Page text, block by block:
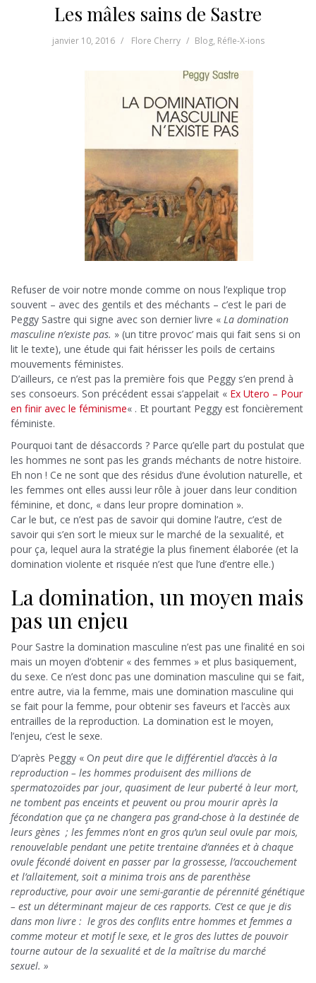
Les mâles sains de Sastre
janvier 10, 2016 Flore Cherry Blog, Réfle-X-ions
Refuser de voir notre monde comme on nous l’explique trop
souvent – avec des gentils et des méchants – c’est le pari de
Peggy Sastre qui signe avec son dernier livre « La domination
masculine n’existe pas. » (un titre provoc’ mais qui fait sens si on
lit le texte), une étude qui fait hérisser les poils de certains
mouvements féministes.
D’ailleurs, ce n’est pas la première fois que Peggy s’en prend à
ses consoeurs. Son précédent essai s’appelait « Ex Utero – Pour
en finir avec le féminisme« . Et pourtant Peggy est foncièrement
féministe.
Pourquoi tant de désaccords ? Parce qu’elle part du postulat que
les hommes ne sont pas les grands méchants de notre histoire.
Eh non ! Ce ne sont que des résidus d’une évolution naturelle, et
les femmes ont elles aussi leur rôle à jouer dans leur condition
féminine, et donc, « dans leur propre domination ».
Car le but, ce n’est pas de savoir qui domine l’autre, c’est de
savoir qui s’en sort le mieux sur le marché de la sexualité, et
pour ça, lequel aura la stratégie la plus finement élaborée (et la
domination violente et risquée n’est que l’une d’entre elle.)
La domination, un moyen mais
pas un enjeu
Pour Sastre la domination masculine n’est pas une finalité en soi
mais un moyen d’obtenir « des femmes » et plus basiquement,
du sexe. Ce n’est donc pas une domination masculine qui se fait,
entre autre, via la femme, mais une domination masculine qui
se fait pour la femme, pour obtenir ses faveurs et l’accès aux
entrailles de la reproduction. La domination est le moyen,
l’enjeu, c’est le sexe.
D’après Peggy « On peut dire que le différentiel d’accès à la
reproduction – les hommes produisent des millions de
spermatozoïdes par jour, quasiment de leur puberté à leur mort,
ne tombent pas enceints et peuvent ou prou mourir après la
fécondation que ça ne changera pas grand-chose à la destinée de
leurs gènes ; les femmes n’ont en gros qu’un seul ovule par mois,
renouvelable pendant une petite trentaine d’années et à chaque
ovule fécondé doivent en passer par la grossesse, l’accouchement
et l’allaitement, soit a minima trois ans de parenthèse
reproductive, pour avoir une semi-garantie de pérennité génétique
– est un déterminant majeur de ces rapports. C’est ce que je dis
dans mon livre : le gros des conflits entre hommes et femmes a
comme moteur et motif le sexe, et le gros des luttes de pouvoir
tourne autour de la sexualité et de la maîtrise du marché
sexuel. »